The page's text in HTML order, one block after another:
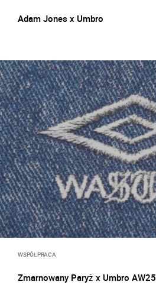
Adam Jones x Umbro
WSPÓŁPRACA
Zmarnowany Paryż x Umbro AW25